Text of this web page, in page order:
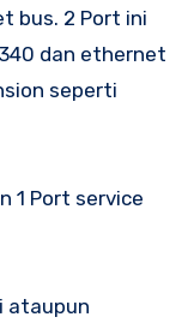
bus. 2 Port ini
dan ethernet
seperti
1 Port service
ataupun